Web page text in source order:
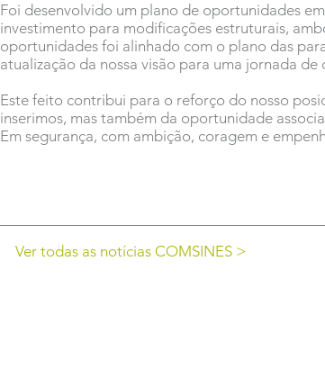
Foi desenvolvido um plano de oportunidades
investimento para modificações estruturais,
oportunidades foi alinhado com o plano das
atualização da nossa visão para uma jornada
Este feito contribui para o reforço do nosso
inserimos, mas também da oportunidade
Em segurança, com ambição, coragem e
Ver todas as notícias COMSINES >